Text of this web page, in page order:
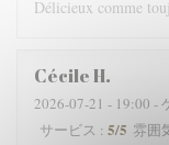
Délicieux comme
CécileH
2026-07-21 - 19:00 -
サービス : 5/5 雰囲